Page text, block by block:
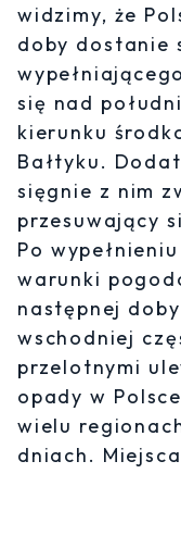
widzimy, że
doby dostanie
się nad
kierunku
Bałtyku.
sięgnie z nim
przesuwający
Po
warunki
następnej
wschodniej
przelotnymi
opady w
wielu
dniach.